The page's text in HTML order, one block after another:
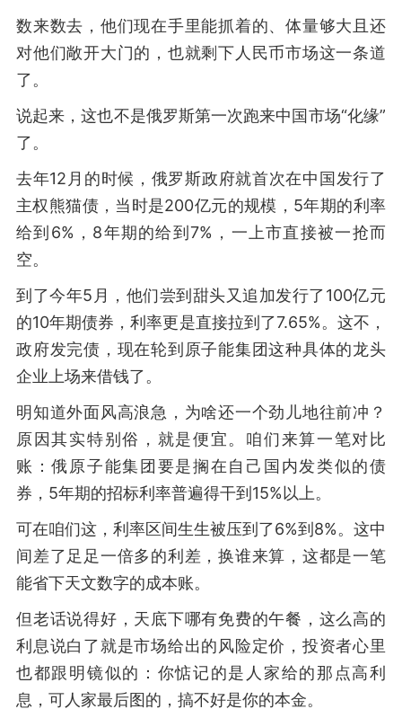
数来数去，他们现在手里能抓着的、体量够大且还
对他们敞开大门的，也就剩下人民币市场这一条道
了。
说起来，这也不是俄罗斯第一次跑来中国市场“化缘”
了。
去年12月的时候，俄罗斯政府就首次在中国发行了
主权熊猫债，当时是200亿元的规模，5年期的利率
给到6%，8年期的给到7%，一上市直接被一抢而
空。
到了今年5月，他们尝到甜头又追加发行了100亿元
的10年期债券，利率更是直接拉到了7.65%。这不，
政府发完债，现在轮到原子能集团这种具体的龙头
企业上场来借钱了。
明知道外面风高浪急，为啥还一个劲儿地往前冲？
原因其实特别俗，就是便宜。咱们来算一笔对比
账：俄原子能集团要是搁在自己国内发类似的债
券，5年期的招标利率普遍得干到15%以上。
可在咱们这，利率区间生生被压到了6%到8%。这中
间差了足足一倍多的利差，换谁来算，这都是一笔
能省下天文数字的成本账。
但老话说得好，天底下哪有免费的午餐，这么高的
利息说白了就是市场给出的风险定价，投资者心里
也都跟明镜似的：你惦记的是人家给的那点高利
息，可人家最后图的，搞不好是你的本金。